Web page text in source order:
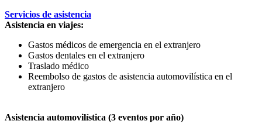
Servicios de asistencia
Asistencia en viajes:
Gastos médicos de emergencia en el extranjero
Gastos dentales en el extranjero
Traslado médico
Reembolso de gastos de asistencia automovilística en el
extranjero
Asistencia automovilística (3 eventos por año)